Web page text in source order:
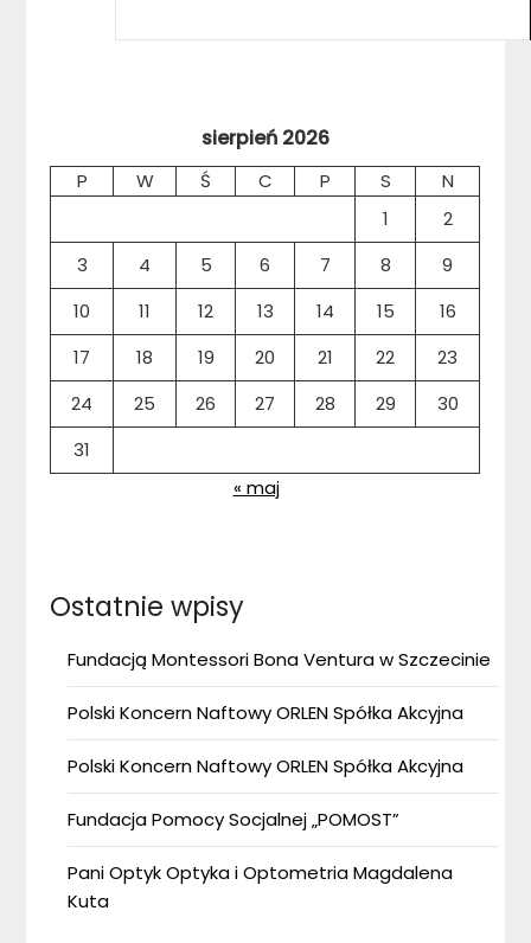
sierpień 2026
P W Ś C P S
N
1
2
3
4 5 6 7 8
9
10
11 12 13 14 15
16
17
18 19 20 21 22
23
24
25 26 27 28 29
30
31
« maj
Ostatnie wpisy
Fundacją Montessori Bona Ventura w Szczecinie
Polski Koncern Naftowy ORLEN Spółka Akcyjna
Polski Koncern Naftowy ORLEN Spółka Akcyjna
Fundacja Pomocy Socjalnej „POMOST”
Pani Optyk Optyka i Optometria Magdalena
Kuta